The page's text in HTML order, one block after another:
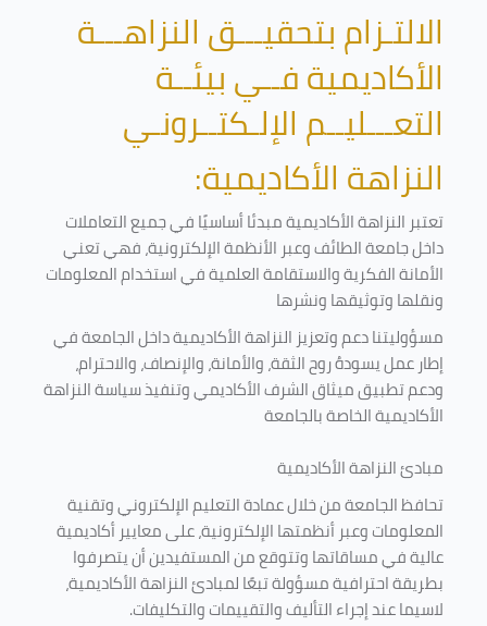
الالتـزام بتحقيـــق النزاهـــة
الأكاديمية فــي بيئــة
التعـــليــم الإلـكتــرونـي
النزاهة الأكاديمية:
تعتبر النزاهة الأكاديمية مبدئا أساسيًا في جميع التعاملات
داخل جامعة الطائف وعبر الأنظمة الإلكترونية، فهي تعني
الأمانة الفكرية والاستقامة العلمية في استخدام المعلومات
ونقلها وتوثيقها ونشرها
مسؤوليتنا دعم وتعزيز النزاهة الأكاديمية داخل الجامعة في
إطار عمل يسودهُ روح الثقة، والأمانة، والإنصاف، والاحترام،
ودعم تطبيق ميثاق الشرف الأكاديمي وتنفيذ سياسة النزاهة
الأكاديمية الخاصة بالجامعة
مبادئ النزاهة الأكاديمية
تحافظ الجامعة من خلال عمادة التعليم الإلكتروني وتقنية
المعلومات وعبر أنظمتها الإلكترونية، على معايير أكاديمية
عالية في مساقاتها وتتوقع من المستفيدين أن يتصرفوا
بطريقة احترافية مسؤولة تبعًا لمبادئ النزاهة الأكاديمية،
لاسيما عند إجراء التأليف والتقييمات والتكليفات.